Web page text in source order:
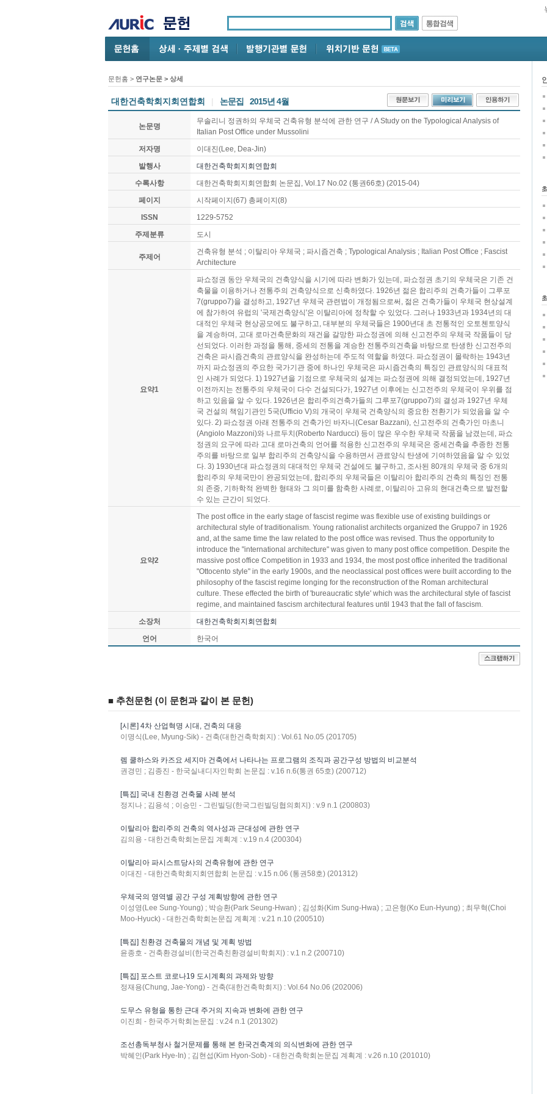
문헌홈 > 연구논문 > 상세
대한건축학회지회연합회 | 논문집 2015년 4월
논문명
무솔리니 정권하의 우체국 건축유형 분석에 관한 연구 / A Study on the Typological Analysis of
Italian Post Office under Mussolini
저자명
이대진(Lee, Dea-Jin)
발행사
대한건축학회지회연합회
수록사항
대한건축학회지회연합회 논문집, Vol.17 No.02 (통권66호) (2015-04)
페이지
시작페이지(67) 총페이지(8)
ISSN
1229-5752
주제분류
도시
주제어
건축유형 분석 ; 이탈리아 우체국 ; 파시즘건축 ; Typological Analysis ; Italian Post Office ; Fascist
Architecture
요약1
파쇼정권 동안 우체국의 건축양식을 시기에 따라 변화가 있는데, 파쇼정권 초기의 우체국은 기존 건
축물을 이용하거나 전통주의 건축양식으로 신축하였다. 1926년 젊은 합리주의 건축가들이 그루포
7(gruppo7)을 결성하고, 1927년 우체국 관련법이 개정됨으로써, 젊은 건축가들이 우체국 현상설계
에 참가하여 유럽의 '국제건축양식'은 이탈리아에 정착할 수 있었다. 그러나 1933년과 1934년의 대
대적인 우체국 현상공모에도 불구하고, 대부분의 우체국들은 1900년대 초 전통적인 오토첸토양식
을 계승하며, 고대 로마건축문화의 재건을 갈망한 파쇼정권에 의해 신고전주의 우체국 작품들이 당
선되었다. 이러한 과정을 통해, 중세의 전통을 계승한 전통주의건축을 바탕으로 탄생한 신고전주의
건축은 파시즘건축의 관료양식을 완성하는데 주도적 역할을 하였다. 파쇼정권이 몰락하는 1943년
까지 파쇼정권의 주요한 국가기관 중에 하나인 우체국은 파시즘건축의 특징인 관료양식의 대표적
인 사례가 되었다. 1) 1927년을 기점으로 우체국의 설계는 파쇼정권에 의해 결정되었는데, 1927년
이전까지는 전통주의 우체국이 다수 건설되다가, 1927년 이후에는 신고전주의 우체국이 우위를 점
하고 있음을 알 수 있다. 1926년은 합리주의건축가들의 그루포7(gruppo7)의 결성과 1927년 우체
국 건설의 책임기관인 5국(Ufficio V)의 개국이 우체국 건축양식의 중요한 전환기가 되었음을 알 수
있다. 2) 파쇼정권 아래 전통주의 건축가인 바자니(Cesar Bazzani), 신고전주의 건축가인 마초니
(Angiolo Mazzoni)와 나르두치(Roberto Narducci) 등이 많은 우수한 우체국 작품을 남겼는데, 파쇼
정권의 요구에 따라 고대 로마건축의 언어를 적용한 신고전주의 우체국은 중세건축을 추종한 전통
주의를 바탕으로 일부 합리주의 건축양식을 수용하면서 관료양식 탄생에 기여하였음을 알 수 있었
다. 3) 1930년대 파쇼정권의 대대적인 우체국 건설에도 불구하고, 조사된 80개의 우체국 중 6개의
합리주의 우체국만이 완공되었는데, 합리주의 우체국들은 이탈리아 합리주의 건축의 특징인 전통
의 존중, 기하학적 완벽한 형태와 그 의미를 함축한 사례로, 이탈리아 고유의 현대건축으로 발전할
수 있는 근간이 되었다.
요약2
The post office in the early stage of fascist regime was flexible use of existing buildings or
architectural style of traditionalism. Young rationalist architects organized the Gruppo7 in 1926
and, at the same time the law related to the post office was revised. Thus the opportunity to
introduce the "international architecture" was given to many post office competition. Despite the
massive post office Competition in 1933 and 1934, the most post office inherited the traditional
"Ottocento style" in the early 1900s, and the neoclassical post offices were built according to the
philosophy of the fascist regime longing for the reconstruction of the Roman architectural
culture. These effected the birth of 'bureaucratic style' which was the architectural style of fascist
regime, and maintained fascism architectural features until 1943 that the fall of fascism.
소장처
대한건축학회지회연합회
언어
한국어
■ 추천문헌 (이 문헌과 같이 본 문헌)
[시론] 4차 산업혁명 시대, 건축의 대응
이명식(Lee, Myung-Sik) - 건축(대한건축학회지) : Vol.61 No.05 (201705)
렘 쿨하스와 카즈요 세지마 건축에서 나타나는 프로그램의 조직과 공간구성 방법의 비교분석
권경민 ; 김종진 - 한국실내디자인학회 논문집 : v.16 n.6(통권 65호) (200712)
[특집] 국내 친환경 건축물 사례 분석
정지나 ; 김용석 ; 이승민 - 그린빌딩(한국그린빌딩협의회지) : v.9 n.1 (200803)
이탈리아 합리주의 건축의 역사성과 근대성에 관한 연구
김의용 - 대한건축학회논문집 계획계 : v.19 n.4 (200304)
이탈리아 파시스트당사의 건축유형에 관한 연구
이대진 - 대한건축학회지회연합회 논문집 : v.15 n.06 (통권58호) (201312)
우체국의 영역별 공간 구성 계획방향에 관한 연구
이성영(Lee Sung-Young) ; 박승환(Park Seung-Hwan) ; 김성화(Kim Sung-Hwa) ; 고은형(Ko Eun-Hyung) ; 최무혁(Choi
Moo-Hyuck) - 대한건축학회논문집 계획계 : v.21 n.10 (200510)
[특집] 친환경 건축물의 개념 및 계획 방법
윤종호 - 건축환경설비(한국건축친환경설비학회지) : v.1 n.2 (200710)
[특집] 포스트 코로나19 도시계획의 과제와 방향
정재용(Chung, Jae-Yong) - 건축(대한건축학회지) : Vol.64 No.06 (202006)
도무스 유형을 통한 근대 주거의 지속과 변화에 관한 연구
이진희 - 한국주거학회논문집 : v.24 n.1 (201302)
조선총독부청사 철거문제를 통해 본 한국건축계의 의식변화에 관한 연구
박혜인(Park Hye-In) ; 김현섭(Kim Hyon-Sob) - 대한건축학회논문집 계획계 : v.26 n.10 (201010)